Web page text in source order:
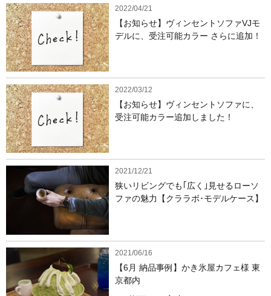
2022/04/21
【お知らせ】ヴィンセントソファVJモ
デルに、受注可能カラー さらに追加！
2022/03/12
【お知らせ】ヴィンセントソファに、
受注可能カラー追加しました！
2021/12/21
狭いリビングでも｢広く｣見せるローソ
ファの魅力【クララボ･モデルケース】
2021/06/16
【6月 納品事例】かき氷屋カフェ様 東
京都内